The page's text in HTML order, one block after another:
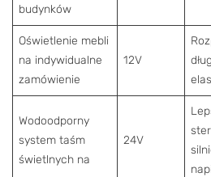
budynków
Oświetlenie mebli
na indywidualne
zamówienie
12V
Wodoodporny
system taśm
świetlnych na
24V